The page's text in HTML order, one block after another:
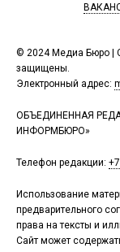
© 2024 Медиа Бюро |
защищены.
Электронный адрес:
ОБЪЕДИНЕННАЯ
ИНФОРМБЮРО»
Телефон редакции:
Использование
предварительного
права на тексты и
Сайт может